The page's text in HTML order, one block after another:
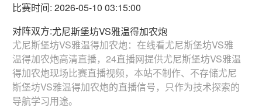
比赛时间: 2026-05-10 03:15:00
对阵双方:尤尼斯堡坊VS雅温得加农炮
尤尼斯堡坊VS雅温得加农炮：在线看尤尼斯堡坊VS雅
温得加农炮高清直播，24直播网提供尤尼斯堡坊VS雅温
得加农炮现场比赛直播视频，本站不制作、不存储尤尼
斯堡坊VS雅温得加农炮的直播信号，只作为技术探索的
导航学习用途。